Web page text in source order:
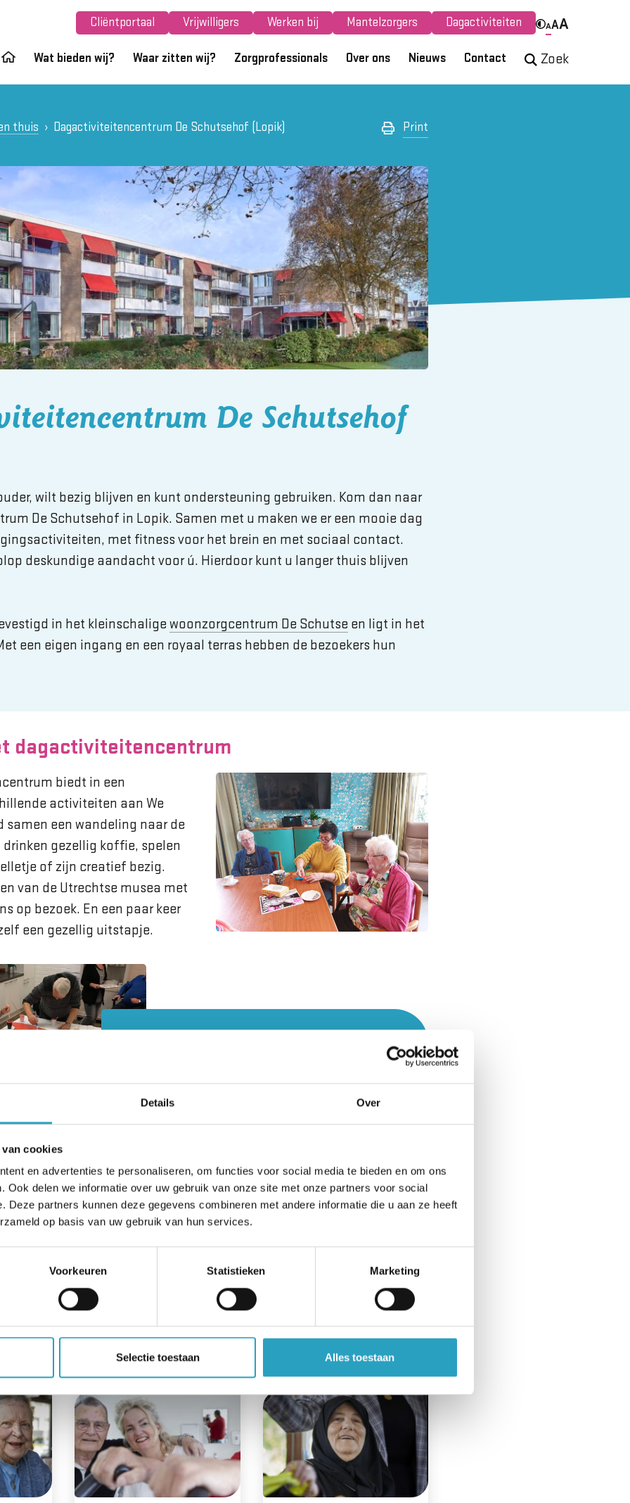
Details Over
cookies
en advertenties te personaliseren, om functies voor social media te bieden en om ons
Ook delen we informatie over uw gebruik van onze site met onze partners voor social
Deze partners kunnen deze gegevens combineren met andere informatie die u aan ze heeft
op basis van uw gebruik van hun services.
Voorkeuren Statistieken Marketing
Selectie toestaan Alles toestaan
Cliëntportaal Vrijwilligers Werken bij Mantelzorgers Dagactiviteiten AAA
Wat bieden wij? Waar zitten wij? Zorgprofessionals Over ons Nieuws Contact Zoek
thuis Dagactiviteitencentrum De Schutsehof (Lopik) Print
De Schutsehof
wilt bezig blijven en kunt ondersteuning gebruiken. Kom dan naar
De Schutsehof in Lopik. Samen met u maken we er een mooie dag
met fitness voor het brein en met sociaal contact.
deskundige aandacht voor ú. Hierdoor kunt u langer thuis blijven
in het kleinschalige woonzorgcentrum De Schutse en ligt in het
een eigen ingang en een royaal terras hebben de bezoekers hun
dagactiviteitencentrum
biedt in een
activiteiten aan We
samen een wandeling naar de
gezellig koffie, spelen
of zijn creatief bezig.
van de Utrechtse musea met
op bezoek. En een paar keer
een gezellig uitstapje.
Het dagprogramma is voor het grootste
deel in groepsverband. Wij kijken daarbij
altijd naar wat ú graag doet. U bepaalt bij
graag een praatje met een ander? Of bent u
liever soms even op uzelf? Het kan
allemaal.
dagactiviteitencentra